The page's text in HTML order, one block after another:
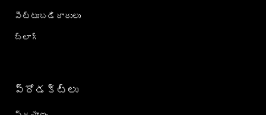
పెట్టుబడిదారులు
బ్లాగ్
ప్రోడక్ట్؜లు